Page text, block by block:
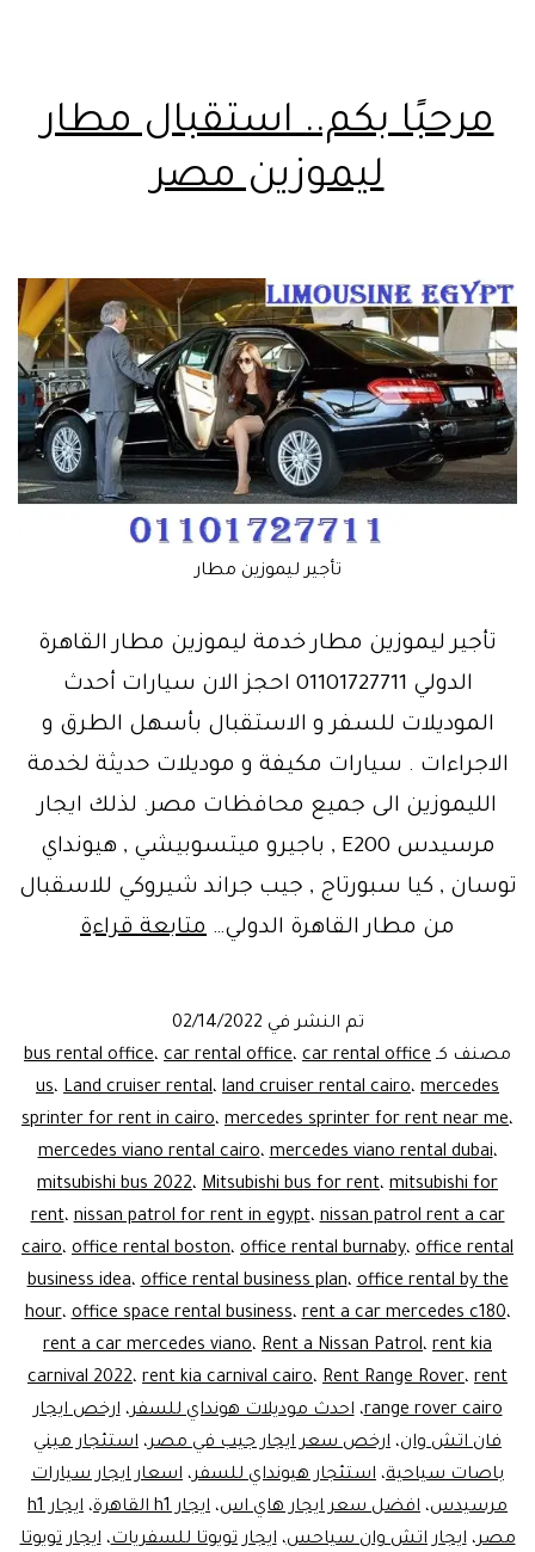
مرحبًا بكم.. استقبال مطار
ليموزين مصر
تأجير ليموزين مطار
تأجير ليموزين مطار خدمة ليموزين مطار القاهرة
الدولي 01101727711 احجز الان سيارات أحدث
الموديلات للسفر و الاستقبال بأسهل الطرق و
الاجراءات . سيارات مكيفة و موديلات حديثة لخدمة
الليموزين الى جميع محافظات مصر. لذلك ايجار
مرسيدس E200 , باجيرو ميتسوبيشي , هيونداي
توسان , كيا سبورتاج , جيب جراند شيروكي للاسقبال
من مطار القاهرة الدولي… متابعة قراءةمرحبًا
مطار
ليموزين
مصر
تم النشر في 02/14/2022
مصنف كـ
bus rental office، car rental office، car rental office
us، Land cruiser rental، land cruiser rental cairo، mercedes
sprinter for rent in cairo، mercedes sprinter for rent near me،
mercedes viano rental cairo،mercedes viano rental dubai،
mitsubishi bus 2022، Mitsubishi bus for rent، mitsubishi for
rent،nissan patrol for rent in egypt،nissan patrol rent a car
cairo، office rental boston، office rental burnaby، office rental
business idea،office rental business plan،office rental by the
hour،office space rental business،rent a car mercedes c180،
rent a car mercedes viano، Rent a Nissan Patrol، rent kia
carnival 2022، rent kia carnival cairo، Rent Range Rover، rent
range rover cairo،احدث موديلات هونداي للسفر،ارخص ايجار
فان اتش وان، ارخص سعر ايجار جيب في مصر، استئجار ميني
باصات سياحية، استئجار هيونداي للسفر، اسعار ايجار سيارات
مرسيدس، افضل سعر ايجار هاي اس، ايجار h1 القاهرة ،
ايجار h1
مصر،ايجار اتش وان سياحس،ايجار تويوتا للسفريات،ايجار تويوتا